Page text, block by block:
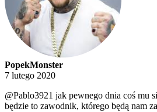
PopekMonster
7 lutego 2020
@Pablo3921 jak pewnego dnia coś mu
będzie to zawodnik, którego będą nam